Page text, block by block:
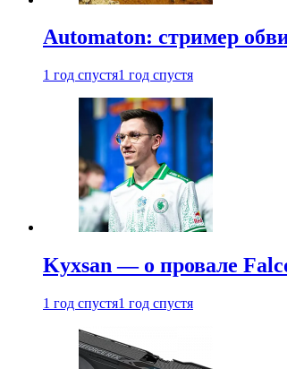
Automaton: стример
1 год спустя1 год спустя
Kyxsan — о провале
1 год спустя1 год спустя